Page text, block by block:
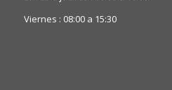
Viernes : 08:00 a 15:30